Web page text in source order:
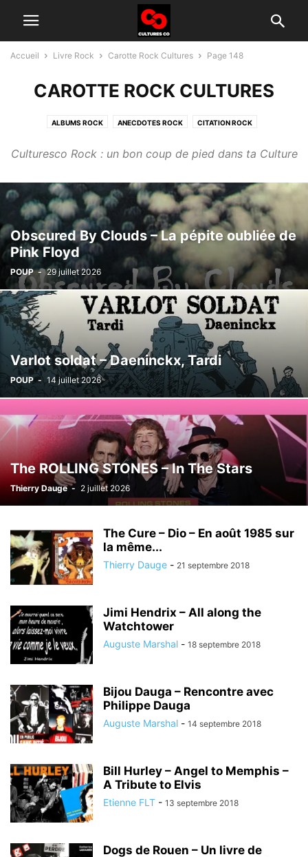
Accueil Livre Rock Carotte Rock Cultures Page 148
CAROTTE ROCK CULTURES
ALBUMS ROCK ANECDOTES ROCK CITATION ROCK
TÉLÉ ROCK
Culturesco Rock : un bon coup de pied dans ta Culture
Obscured By Clouds – La pépite oubliée de
Pink Floyd
POUP - 29 juillet 2026
Varlot soldat – Daeninckx, Tardi
POUP - 14 juillet 2026
The ROLLING STONES – In The Stars
Thierry Dauge - 2 juillet 2026
The Cure – Dio – En août 1985 sur
la même...
Thierry Dauge - 21 septembre 2018
Jimi Hendrix – All along the
Watchtower
Auguste Marshal - 18 septembre 2018
Bijou Dauga – Rencontre avec
Philippe Dauga
Auguste Marshal - 14 septembre 2018
Bill Hurley – Angel to Memphis –
A Tribute to Elvis
Etienne FLT - 13 septembre 2018
Dogs de Rouen – Un livre de